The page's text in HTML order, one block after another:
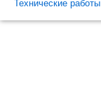
Технические работы